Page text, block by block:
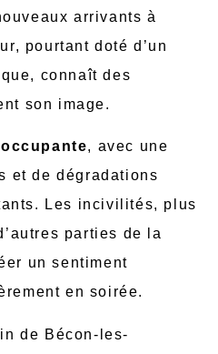
arrivants à
pourtant doté d’un
connaît des
son image.
, avec une
et de dégradations
Les incivilités, plus
parties de la
un sentiment
en soirée.
de Bécon-les-